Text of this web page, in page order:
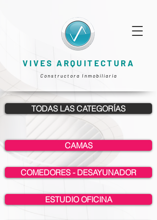
VIVES ARQUITECTURA
Constructora Inmobiliaria
TODAS LAS CATEGORÍAS
CAMAS
COMEDORES - DESAYUNADOR
ESTUDIO OFICINA